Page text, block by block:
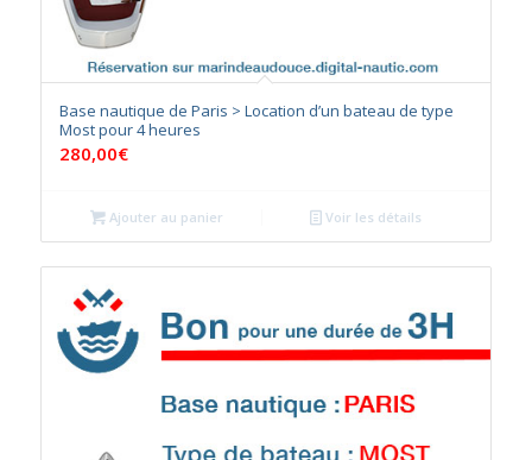
Base nautique de Paris > Location d’un bateau de type
Most pour 4 heures
280,00€
Ajouter au panier Voir les détails